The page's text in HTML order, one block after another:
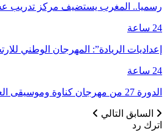
رسميا.. المغرب يستضيف مركز تدريب
24 ساعة
إعداديات الريادة”: المهرجان الوطني
24 ساعة
الدورة 27 من مهرجان كناوة وموسيقى العالم… التراث في مهده، والإبداع في قلب…
السابق التالي
اترك رد